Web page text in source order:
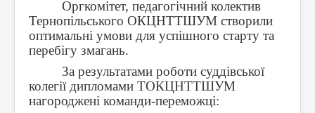
Оргкомітет, педагогічний колектив
Тернопільського ОКЦНТТШУМ створили
оптимальні умови для успішного старту та
перебігу змагань.
За результатами роботи суддівської
колегії дипломами ТОКЦНТТШУМ
нагороджені команди-переможці: